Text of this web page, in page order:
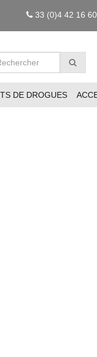
33 (0)4 42 16
DE DROGUES